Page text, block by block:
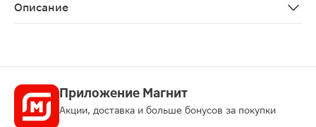
Описание
Приложение Магнит
Акции, доставка и больше бонусов за покупки